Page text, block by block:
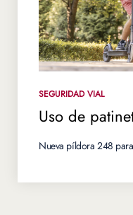
SEGURIDAD VIAL
Uso de
Nueva píldora 248